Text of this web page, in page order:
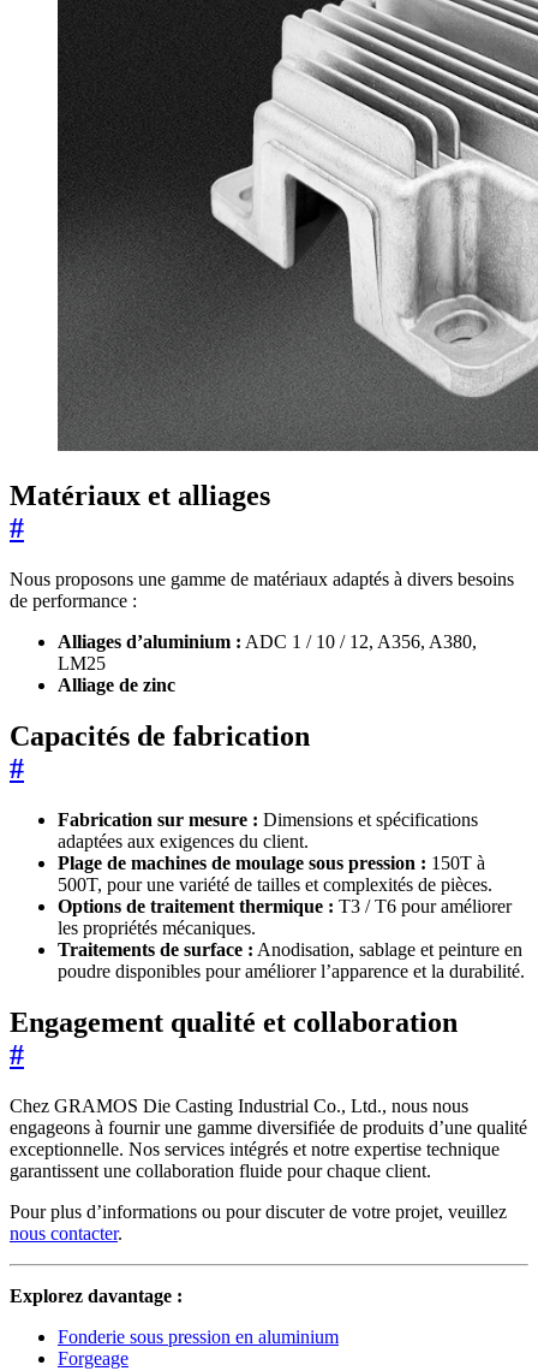
Matériaux et alliages
#
Nous proposons une gamme de matériaux adaptés à divers besoins
de performance :
Alliages d’aluminium : ADC 1 / 10 / 12, A356, A380,
LM25
Alliage de zinc
Capacités de fabrication
#
Fabrication sur mesure : Dimensions et spécifications
adaptées aux exigences du client.
Plage de machines de moulage sous pression : 150T à
500T, pour une variété de tailles et complexités de pièces.
Options de traitement thermique : T3 / T6 pour améliorer
les propriétés mécaniques.
Traitements de surface : Anodisation, sablage et peinture en
poudre disponibles pour améliorer l’apparence et la durabilité.
Engagement qualité et collaboration
#
Chez GRAMOS Die Casting Industrial Co., Ltd., nous nous
engageons à fournir une gamme diversifiée de produits d’une qualité
exceptionnelle. Nos services intégrés et notre expertise technique
garantissent une collaboration fluide pour chaque client.
Pour plus d’informations ou pour discuter de votre projet, veuillez
nous contacter.
Explorez davantage :
Fonderie sous pression en aluminium
Forgeage